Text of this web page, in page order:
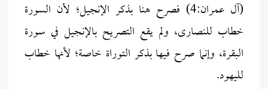
(آل عمران:4) فصرح هنا بذكر الإنجيل؛ لأن السورة
خطاب للنصارى، ولم يقع التصريح بالإنجيل في سورة
البقرة، وإنما صرح فيها بذكر التوراة خاصة؛ لأنها خطاب
لليهود.